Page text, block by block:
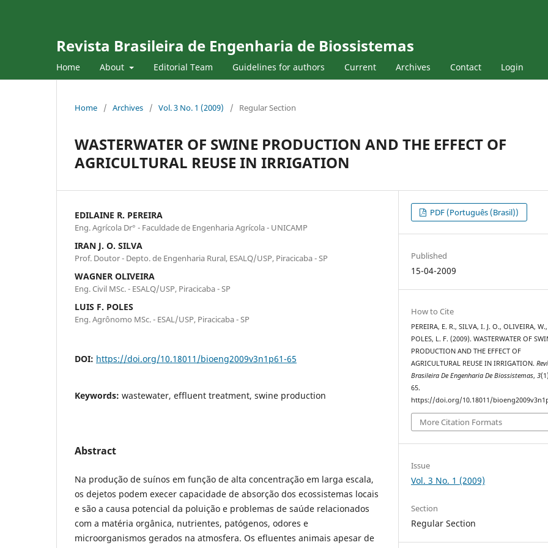
Revista Brasileira de Engenharia de Biossistemas
Home About Editorial Team Guidelines for authors Current Archives Contact Login
Home / Archives / Vol. 3 No. 1 (2009) / Regular Section
WASTERWATER OF SWINE PRODUCTION AND THE EFFECT OF
AGRICULTURAL REUSE IN IRRIGATION
EDILAINE R. PEREIRA
Eng. Agrícola Dr° - Faculdade de Engenharia Agrícola - UNICAMP
IRAN J. O. SILVA
Prof. Doutor - Depto. de Engenharia Rural, ESALQ/USP, Piracicaba - SP
WAGNER OLIVEIRA
Eng. Civil MSc. - ESALQ/USP, Piracicaba - SP
LUIS F. POLES
Eng. Agrônomo MSc. - ESAL/USP, Piracicaba - SP
DOI: https://doi.org/10.18011/bioeng2009v3n1p61-65
Keywords: wastewater, effluent treatment, swine production
Abstract
Na produção de suínos em função de alta concentração em larga escala,
os dejetos podem execer capacidade de absorção dos ecossistemas locais
e são a causa potencial da poluição e problemas de saúde relacionados
com a matéria orgânica, nutrientes, patógenos, odores e
microorganismos gerados na atmosfera. Os efluentes animais apesar de
PDF (Português (Brasil))
Published
15-04-2009
How to Cite
PEREIRA, E. R., SILVA, I. J. O., OLIVEIRA,
POLES, L. F. (2009). WASTERWATER OF
PRODUCTION AND THE EFFECT OF
AGRICULTURAL REUSE IN IRRIGATION.
Brasileira De Engenharia De Biossistemas,3
65.
https://doi.org/10.18011/
More Citation Formats
Issue
Vol. 3 No. 1 (2009)
Section
Regular Section